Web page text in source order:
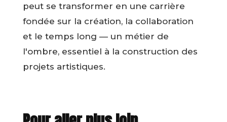
peut se transformer en une carrière
fondée sur la création, la collaboration
et le temps long — un métier de
l'ombre, essentiel à la construction des
projets artistiques.